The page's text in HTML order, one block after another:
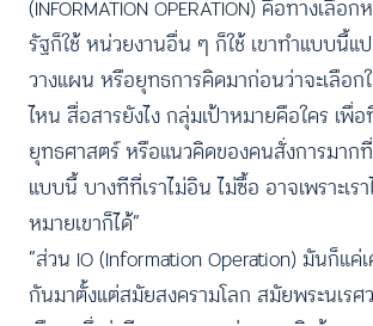
(INFORMATION OPERATION) คือทางเลือ
รัฐก็ใช้ หน่วยงานอื่น ๆ ก็ใช้ เขาทำแบบนี้แ
วางแผน หรือยุทธการคิดมาก่อนว่าจะเลือก
ไหน สื่อสารยังไง กลุ่มเป้าหมายคือใคร เพื่
ยุทธศาสตร์ หรือแนวคิดของคนสั่งการมา
แบบนี้ บางทีที่เราไม่อิน ไม่ซื้อ อาจเพราะเร
หมายเขาก็ได้”
“ส่วน IO (Information Operation) มันก็แค่
กันมาตั้งแต่สมัยสงครามโลก สมัยพระนเรศ